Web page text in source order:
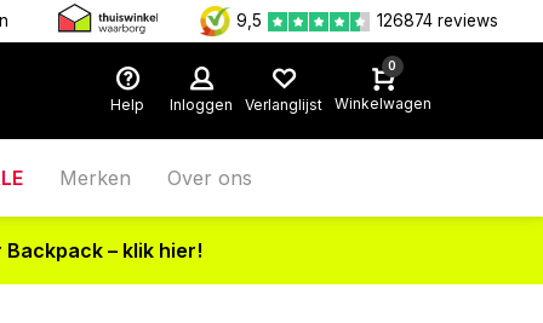
9,5 126874 reviews
Help Inloggen Verlanglijst
0
Winkelwagen
Merken Over ons
– klik hier!